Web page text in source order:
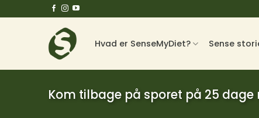
til
Hvad er SenseMyDiet? Sense
Kom tilbage på sporet på 25 dage